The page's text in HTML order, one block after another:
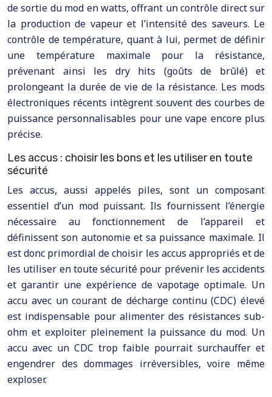
de sortie du mod en watts, offrant un contrôle direct sur
la production de vapeur et l’intensité des saveurs. Le
contrôle de température, quant à lui, permet de définir
une température maximale pour la résistance,
prévenant ainsi les dry hits (goûts de brûlé) et
prolongeant la durée de vie de la résistance. Les mods
électroniques récents intègrent souvent des courbes de
puissance personnalisables pour une vape encore plus
précise.
Les accus : choisir les bons et les utiliser en toute
sécurité
Les accus, aussi appelés piles, sont un composant
essentiel d’un mod puissant. Ils fournissent l’énergie
nécessaire au fonctionnement de l’appareil et
définissent son autonomie et sa puissance maximale. Il
est donc primordial de choisir les accus appropriés et de
les utiliser en toute sécurité pour prévenir les accidents
et garantir une expérience de vapotage optimale. Un
accu avec un courant de décharge continu (CDC) élevé
est indispensable pour alimenter des résistances sub-
ohm et exploiter pleinement la puissance du mod. Un
accu avec un CDC trop faible pourrait surchauffer et
engendrer des dommages irréversibles, voire même
exploser.